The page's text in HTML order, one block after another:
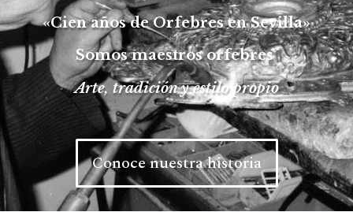
«Cien años de Orfebres en Sevilla»
Somos maestros orfebres
Arte, tradición y estilo propio
Conoce nuestra historia